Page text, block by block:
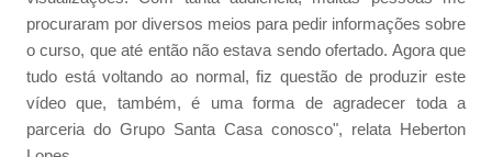
procuraram por diversos meios para pedir informações sobre
o curso, que até então não estava sendo ofertado. Agora que
tudo está voltando ao normal, fiz questão de produzir este
vídeo que, também, é uma forma de agradecer toda a
parceria do Grupo Santa Casa conosco", relata Heberton